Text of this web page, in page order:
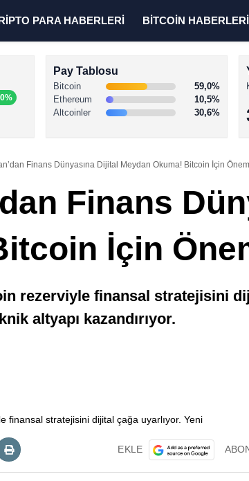
PARA HABERLERİ BİTCOİN HABERLERİ
Pay Tablosu
Bitcoin
59,0%
Ethereum
10,5%
Altcoinler
30,6%
Finans Dünyasına Dijital Meydan Okuma! Bitcoin İçin
Finans
İçin
rezerviyle finansal stratejisini
altyapı kazandırıyor.
EKLE